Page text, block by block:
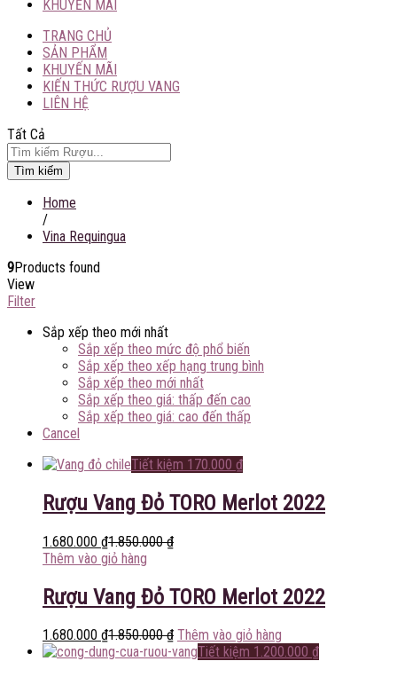
KHUYẾN MÃI
TRANG CHỦ
SẢN PHẨM
KHUYẾN MÃI
KIẾN THỨC RƯỢU VANG
LIÊN HỆ
Tất Cả
Tìm kiếm
Home
/
Vina Requingua
9Products found
View
Filter
Sắp xếp theo mới nhất
Sắp xếp theo mức độ phổ biến
Sắp xếp theo xếp hạng trung bình
Sắp xếp theo mới nhất
Sắp xếp theo giá: thấp đến cao
Sắp xếp theo giá: cao đến thấp
Cancel
Tiết kiệm 170.000 ₫
Rượu Vang Đỏ TORO Merlot 2022
1.680.000 ₫1.850.000₫
Thêm vào giỏ hàng
Rượu Vang Đỏ TORO Merlot 2022
1.680.000 ₫1.850.000₫ Thêm vào giỏ hàng
Tiết kiệm 1.200.000 ₫